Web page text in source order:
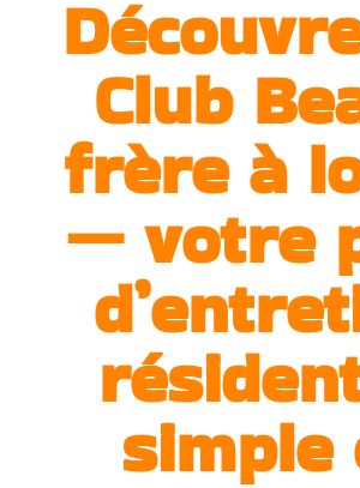
Club
frère à
— votre
simple